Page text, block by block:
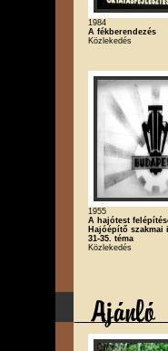
1984
A fékberendezés
Közlekedés
1955
A hajótest
Hajóépítő szakmai
31-35. téma
Közlekedés